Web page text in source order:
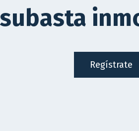
Regístrate